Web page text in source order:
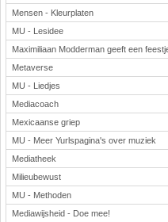
Mensen - Kleurplaten
MU - Lesidee
Maximiliaan Modderman geeft een
Metaverse
MU - Liedjes
Mediacoach
Mexicaanse griep
MU - Meer Yurlspagina's over muziek
Mediatheek
Milieubewust
MU - Methoden
Mediawijsheid - Doe mee!